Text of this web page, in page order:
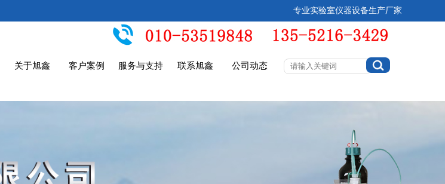
专业实验室仪器设备生产厂家
关于旭鑫 客户案例 服务与支持 联系旭鑫 公司动态